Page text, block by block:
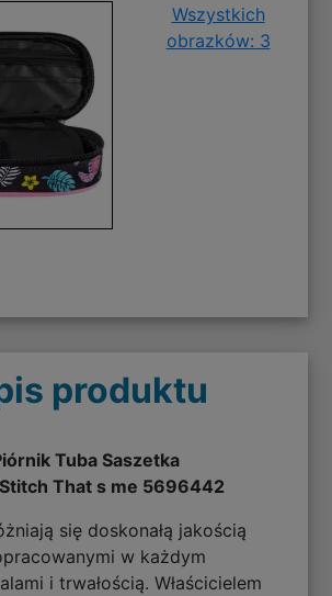
Wszystkich
obrazków: 3
produktu
Tuba Saszetka
That s me 5696442
się doskonałą jakością
w każdym
i trwałością. Właścicielem